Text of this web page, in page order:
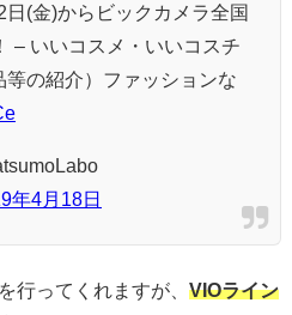
(金)からビックカメラ全国
– いいコスメ・いいコスチ
等の紹介）ファッションな
年4月18日
行ってくれますが、 VIOライン